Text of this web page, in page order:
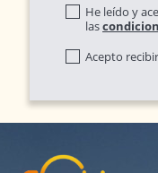
He leído y
las
Acepto